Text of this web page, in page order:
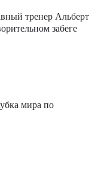
тренер Альберт
забеге
мира по